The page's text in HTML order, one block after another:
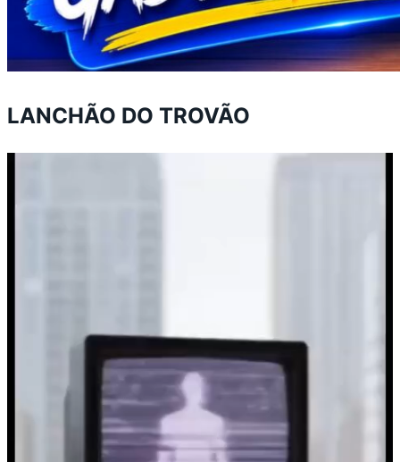
LANCHÃO DO TROVÃO